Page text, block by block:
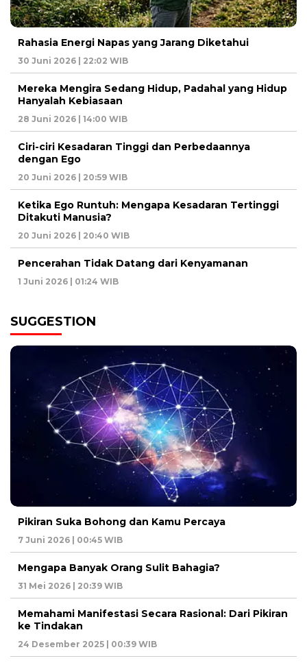
Rahasia Energi Napas yang Jarang Diketahui
30 Juni 2026 | 22:02 WIB
Mereka Mengira Sedang Hidup, Padahal yang Hidup
Hanyalah Kebiasaan
28 Juni 2026 | 14:00 WIB
Ciri-ciri Kesadaran Tinggi dan Perbedaannya
dengan Ego
20 Juni 2026 | 20:59 WIB
Ketika Ego Runtuh: Mengapa Kesadaran Tertinggi
Ditakuti Manusia?
20 Juni 2026 | 20:40 WIB
Pencerahan Tidak Datang dari Kenyamanan
1 Juni 2026 | 01:24 WIB
SUGGESTION
Pikiran Suka Bohong dan Kamu Percaya
7 Juni 2026 | 00:45 WIB
Mengapa Banyak Orang Sulit Bahagia?
31 Mei 2026 | 20:39 WIB
Memahami Manifestasi Secara Rasional: Dari Pikiran
ke Tindakan
24 Desember 2025 | 00:39 WIB